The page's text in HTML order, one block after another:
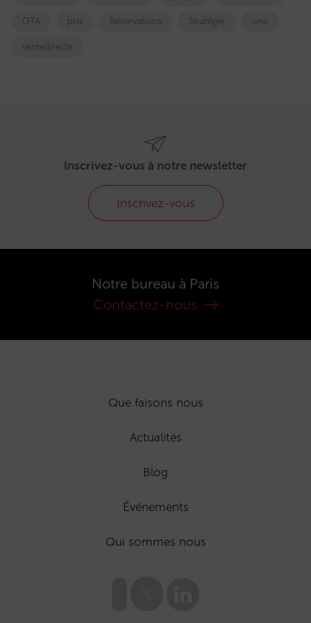
OTA prix Réservations Stratégie une
ventedirecte
Inscrivez-vous à notre newsletter
Inscrivez-vous
Notre bureau à Paris
Contactez-nous
Que faisons nous
Actualités
Blog
Événements
Qui sommes nous